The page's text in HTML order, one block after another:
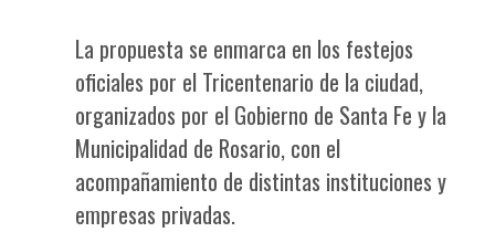
La propuesta se enmarca en los festejos
oficiales por el Tricentenario de la ciudad,
organizados por el Gobierno de Santa Fe y la
Municipalidad de Rosario, con el
acompañamiento de distintas instituciones y
empresas privadas.